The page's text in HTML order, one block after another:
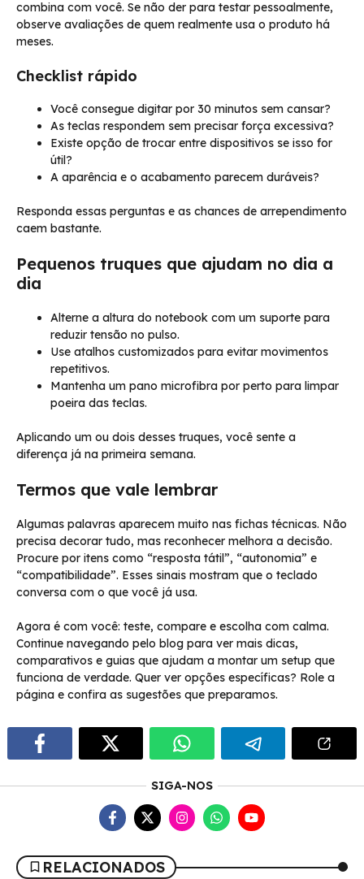
combina com você. Se não der para testar pessoalmente,
observe avaliações de quem realmente usa o produto há
meses.
Checklist rápido
Você consegue digitar por 30 minutos sem cansar?
As teclas respondem sem precisar força excessiva?
Existe opção de trocar entre dispositivos se isso for
útil?
A aparência e o acabamento parecem duráveis?
Responda essas perguntas e as chances de arrependimento
caem bastante.
Pequenos truques que ajudam no dia a
dia
Alterne a altura do notebook com um suporte para
reduzir tensão no pulso.
Use atalhos customizados para evitar movimentos
repetitivos.
Mantenha um pano microfibra por perto para limpar
poeira das teclas.
Aplicando um ou dois desses truques, você sente a
diferença já na primeira semana.
Termos que vale lembrar
Algumas palavras aparecem muito nas fichas técnicas. Não
precisa decorar tudo, mas reconhecer melhora a decisão.
Procure por itens como “resposta tátil”, “autonomia” e
“compatibilidade”. Esses sinais mostram que o teclado
conversa com o que você já usa.
Agora é com você: teste, compare e escolha com calma.
Continue navegando pelo blog para ver mais dicas,
comparativos e guias que ajudam a montar um setup que
funciona de verdade. Quer ver opções específicas? Role a
página e confira as sugestões que preparamos.
SIGA-NOS
RELACIONADOS